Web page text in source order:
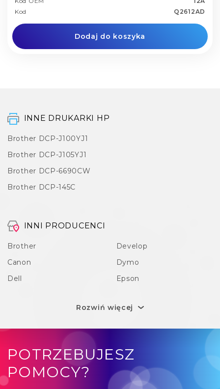
Kod
Q2612AD
Dodaj do koszyka
INNE DRUKARKI HP
Brother DCP-J100YJ1
Brother DCP-J105YJ1
Brother DCP-6690CW
Brother DCP-145C
INNI PRODUCENCI
Brother
Canon
Dell
Develop
Dymo
Epson
Rozwiń więcej
POTRZEBUJESZ
POMOCY?